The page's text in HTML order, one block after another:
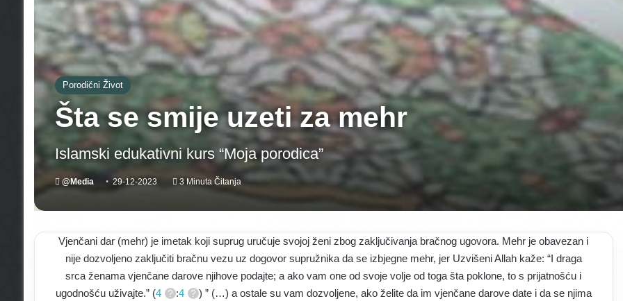
Porodični Život
Šta se smije uzeti za mehr
Islamski edukativni kurs “Moja porodica”
@Media 29-12-2023 3 Minuta Čitanja
Vjenčani dar (mehr) je imetak koji suprug uručuje svojoj ženi zbog zaključivanja bračnog ugovora. Mehr je obavezan i
nije dozvoljeno zaključiti bračnu vezu uz dogovor supružnika da se izbjegne mehr, jer Uzvišeni Allah kaže: “I draga
srca ženama vjenčane darove njihove podajte; a ako vam one od svoje volje od toga šta poklone, to s prijatnošću i
ugodnošću uživajte.” (4 :4
) ” (…) a ostale su vam dozvoljene, ako želite da im vjenčane darove date i da se njima